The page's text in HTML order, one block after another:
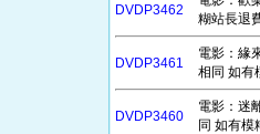
DVDP3462
糊站長退
DVDP3461
電影：緣
相同 如有
DVDP3460
電影：迷
同 如有